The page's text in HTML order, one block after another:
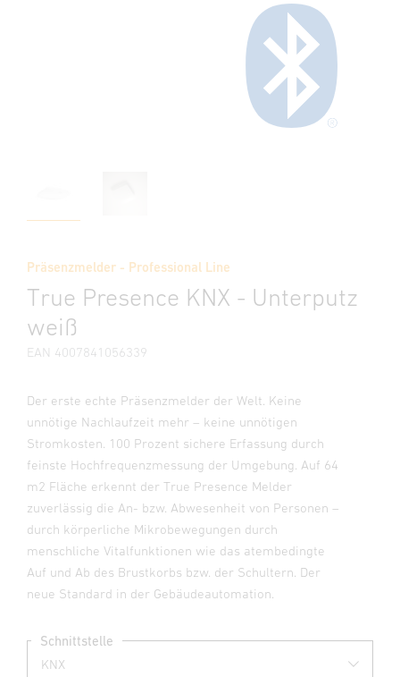
Präsenzmelder - Professional Line
True Presence KNX - Unterputz
weiß
EAN 4007841056339
Der erste echte Präsenzmelder der Welt. Keine
unnötige Nachlaufzeit mehr – keine unnötigen
Stromkosten. 100 Prozent sichere Erfassung durch
feinste Hochfrequenzmessung der Umgebung. Auf 64
m2 Fläche erkennt der True Presence Melder
zuverlässig die An- bzw. Abwesenheit von Personen –
durch körperliche Mikrobewegungen durch
menschliche Vitalfunktionen wie das atembedingte
Auf und Ab des Brustkorbs bzw. der Schultern. Der
neue Standard in der Gebäudeautomation.
Schnittstelle